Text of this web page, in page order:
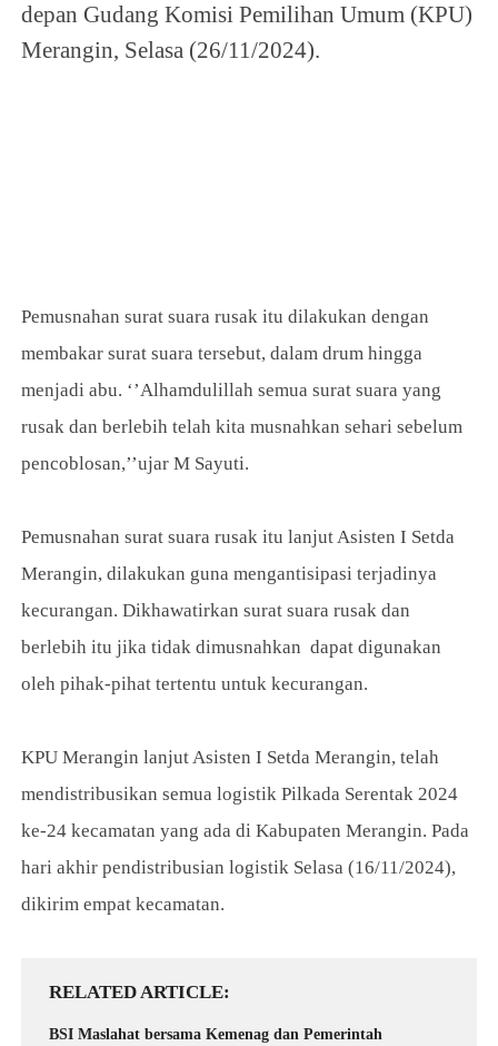
depan Gudang Komisi Pemilihan Umum (KPU)
Merangin, Selasa (26/11/2024).
Pemusnahan surat suara rusak itu dilakukan dengan
membakar surat suara tersebut, dalam drum hingga
menjadi abu. ‘’Alhamdulillah semua surat suara yang
rusak dan berlebih telah kita musnahkan sehari sebelum
pencoblosan,’’ujar M Sayuti.
Pemusnahan surat suara rusak itu lanjut Asisten I Setda
Merangin, dilakukan guna mengantisipasi terjadinya
kecurangan. Dikhawatirkan surat suara rusak dan
berlebih itu jika tidak dimusnahkan dapat digunakan
oleh pihak-pihat tertentu untuk kecurangan.
KPU Merangin lanjut Asisten I Setda Merangin, telah
mendistribusikan semua logistik Pilkada Serentak 2024
ke-24 kecamatan yang ada di Kabupaten Merangin. Pada
hari akhir pendistribusian logistik Selasa (16/11/2024),
dikirim empat kecamatan.
RELATED ARTICLE
BSI Maslahat bersama Kemenag dan Pemerintah